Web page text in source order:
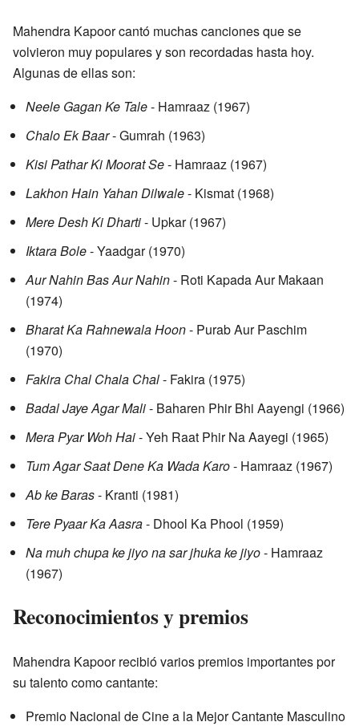
Mahendra Kapoor cantó muchas canciones que se
volvieron muy populares y son recordadas hasta hoy.
Algunas de ellas son:
Neele Gagan Ke Tale- Hamraaz (1967)
Chalo Ek Baar- Gumrah (1963)
Kisi Pathar Ki Moorat Se- Hamraaz (1967)
Lakhon Hain Yahan Dilwale- Kismat (1968)
Mere Desh Ki Dharti- Upkar (1967)
Iktara Bole- Yaadgar (1970)
Aur Nahin Bas Aur Nahin- Roti Kapada Aur Makaan
(1974)
Bharat Ka Rahnewala Hoon- Purab Aur Paschim
(1970)
Fakira Chal Chala Chal- Fakira (1975)
Badal Jaye Agar Mali- Baharen Phir Bhi Aayengi (1966)
Mera Pyar Woh Hai- Yeh Raat Phir Na Aayegi (1965)
Tum Agar Saat Dene Ka Wada Karo- Hamraaz (1967)
Ab ke Baras- Kranti (1981)
Tere Pyaar Ka Aasra- Dhool Ka Phool (1959)
Na muh chupa ke jiyo na sar jhuka ke jiyo- Hamraaz
(1967)
Reconocimientos y premios
Mahendra Kapoor recibió varios premios importantes por
su talento como cantante:
Premio Nacional de Cine a la Mejor Cantante Masculino